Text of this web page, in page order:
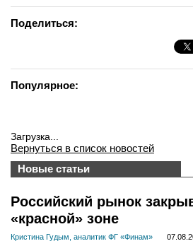
Поделиться:
Популярное:
Загрузка...
Вернуться в список новостей
Новые статьи
Российский рынок
«красной» зоне
Кристина Гудым, аналитик ФГ «Финам»